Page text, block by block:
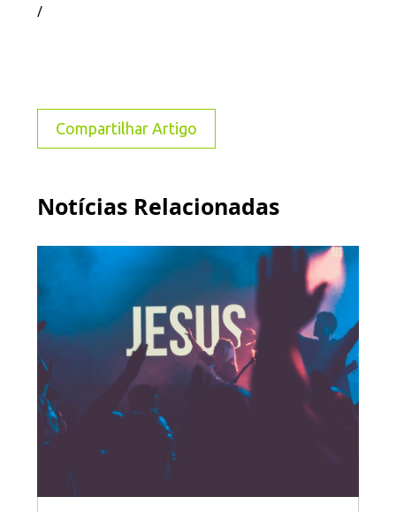
/
Compartilhar Artigo
Notícias Relacionadas